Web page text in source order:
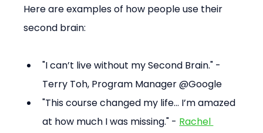
Here are examples of how people use their
second brain:
"I can’t live without my Second Brain." -
Terry Toh, Program Manager @Google
"This course changed my life... I’m amazed
at how much I was missing." - Rachel